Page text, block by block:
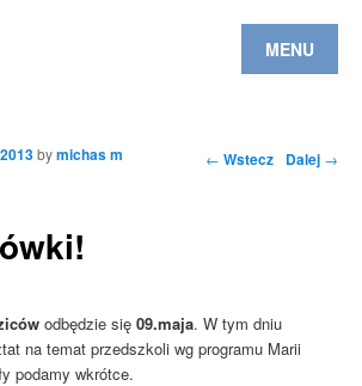
MENU
Nawigacja po
← Wstecz Dalej →
bymichas m
odbędzie się 09.maja. W tym dniu
na temat przedszkoli wg programu Marii
podamy wkrótce.